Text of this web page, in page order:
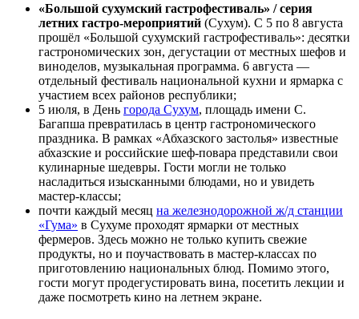
«Большой сухумский гастрофестиваль» / серия
летних гастро-мероприятий (Сухум). С 5 по 8 августа
прошёл «Большой сухумский гастрофестиваль»: десятки
гастрономических зон, дегустации от местных шефов и
виноделов, музыкальная программа. 6 августа —
отдельный фестиваль национальной кухни и ярмарка с
участием всех районов республики;
5 июля, в День города Сухум, площадь имени С.
Багапша превратилась в центр гастрономического
праздника. В рамках «Абхазского застолья» известные
абхазские и российские шеф-повара представили свои
кулинарные шедевры. Гости могли не только
насладиться изысканными блюдами, но и увидеть
мастер-классы;
почти каждый месяц на железнодорожной ж/д станции
«Гума» в Сухуме проходят ярмарки от местных
фермеров. Здесь можно не только купить свежие
продукты, но и поучаствовать в мастер-классах по
приготовлению национальных блюд. Помимо этого,
гости могут продегустировать вина, посетить лекции и
даже посмотреть кино на летнем экране.